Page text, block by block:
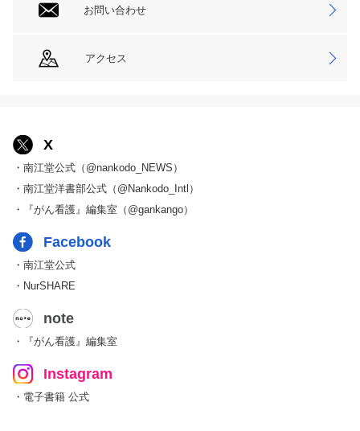
お問い合わせ
アクセス
X
・南江堂公式（@nankodo_NEWS）
・南江堂洋書部公式（@Nankodo_Intl）
・『がん看護』編集室（@gankango）
Facebook
・南江堂公式
・NurSHARE
note
・『がん看護』編集室
Instagram
・電子書籍 公式